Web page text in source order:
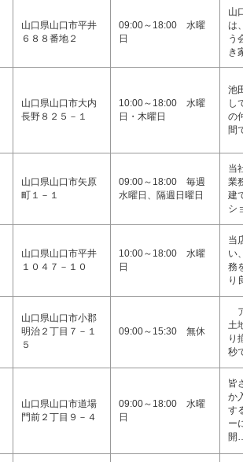
山口県山口市平井
６８８番地２
09:00～18:00 水曜
日
山
は
う
き
山口県山口市大内
長野８２５－１
10:00～18:00 水曜
日・木曜日
池
し
の
間
山口県山口市矢原
町１－１
09:00～18:00 毎週
水曜日、隔週日曜日
当
業
建
シ
山口県山口市平井
１０４７－１０
10:00～18:00 水曜
日
当
い
務
り
山口県山口市小郡
明治２丁目７－１
５
09:00～15:30 無休
土
り
秒
山口県山口市道場
門前２丁目９－４
09:00～18:00 水曜
日
皆
か
す
ー
開